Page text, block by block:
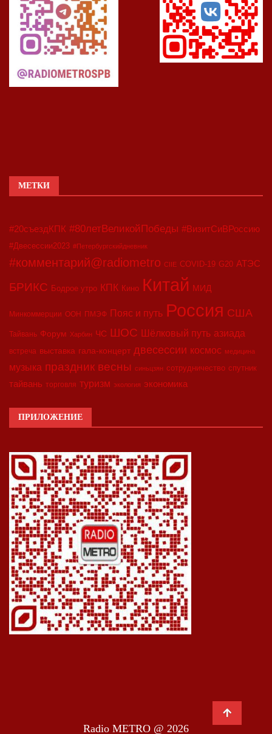
МЕТКИ
#20съездКПК #80летВеликойПобеды #ВизитСиВРоссию
#Двесессии2023 #Петербургскийдневник
#комментарий@radiometro CIIE COVID-19 G20 АТЭС
БРИКС Бодрое утро КПК Кино Китай МИД
Минкоммерции ООН ПМЭФ Пояс и путь Россия США
Тайвань Форум Харбин ЧС ШОС Шёлковый путь азиада
встреча выставка гала-концерт двесессии космос медицина
музыка праздник весны синьцзян сотрудничество спутник
тайвань торговля туризм экология экономика
ПРИЛОЖЕНИЕ
Radio METRO @ 2026